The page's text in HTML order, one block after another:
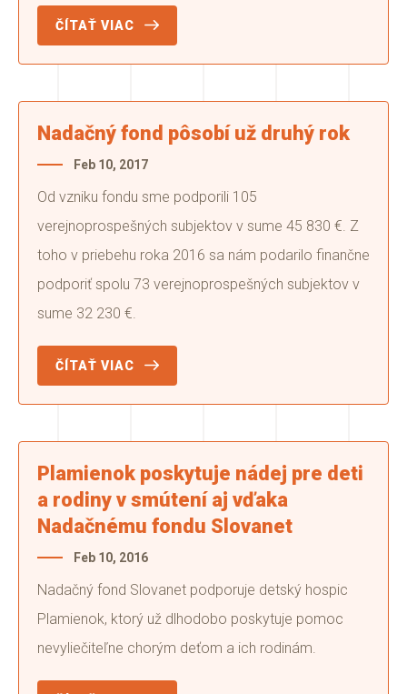
ČÍTAŤ VIAC
Nadačný fond pôsobí už druhý rok
Feb 10, 2017
Od vzniku fondu sme podporili 105
verejnoprospešných subjektov v sume 45 830 €. Z
toho v priebehu roka 2016 sa nám podarilo finančne
podporiť spolu 73 verejnoprospešných subjektov v
sume 32 230 €.
ČÍTAŤ VIAC
Plamienok poskytuje nádej pre deti
a rodiny v smútení aj vďaka
Nadačnému fondu Slovanet
Feb 10, 2016
Nadačný fond Slovanet podporuje detský hospic
Plamienok, ktorý už dlhodobo poskytuje pomoc
nevyliečiteľne chorým deťom a ich rodinám.